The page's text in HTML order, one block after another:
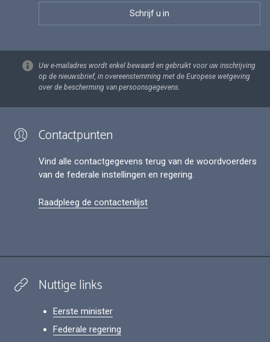
Uw e-mailadres wordt enkel bewaard en gebruikt voor uw inschrijving
op de nieuwsbrief, in overeenstemming met de Europese wetgeving
over de bescherming van persoonsgegevens.
Contactpunten
Vind alle contactgegevens terug van de woordvoerders
van de federale instellingen en regering.
Raadpleeg de contactenlijst
Nuttige links
Eerste minister
Federale regering